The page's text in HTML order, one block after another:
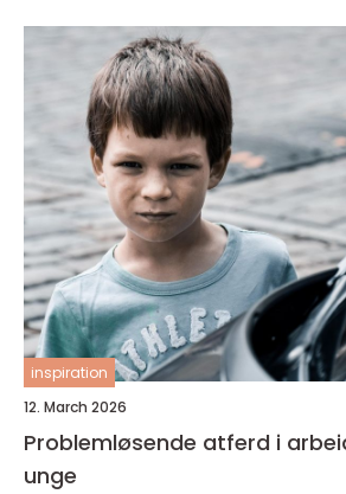
inspiration
12. March 2026
Problemløsende atferd i
unge